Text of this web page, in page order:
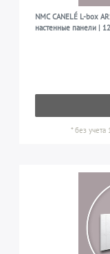
NMC CANELÉ L-box
настенные панели |
*без